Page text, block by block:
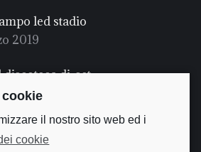
il nostro sito web ed i
cookie
led stadio
2019
dj-set
2019